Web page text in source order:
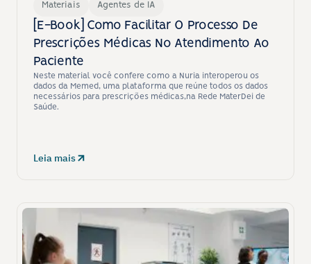
Materiais Agentes de IA
[E-Book] Como Facilitar O Processo De
Prescrições Médicas No Atendimento Ao
Paciente
Neste material você confere como a Nuria interoperou os
dados da Memed, uma plataforma que reúne todos os dados
necessários para prescrições médicas,na Rede MaterDei de
Saúde.
Leia mais